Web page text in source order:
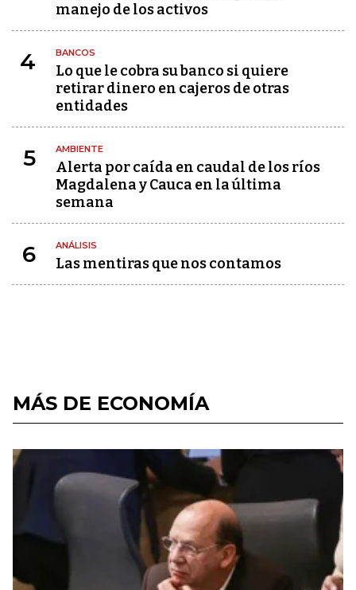
manejo de los activos
4 BANCOS
Lo que le cobra su banco si quiere
retirar dinero en cajeros de otras
entidades
5 AMBIENTE
Alerta por caída en caudal de los ríos
Magdalena y Cauca en la última
semana
6 ANÁLISIS
Las mentiras que nos contamos
MÁS DE ECONOMÍA